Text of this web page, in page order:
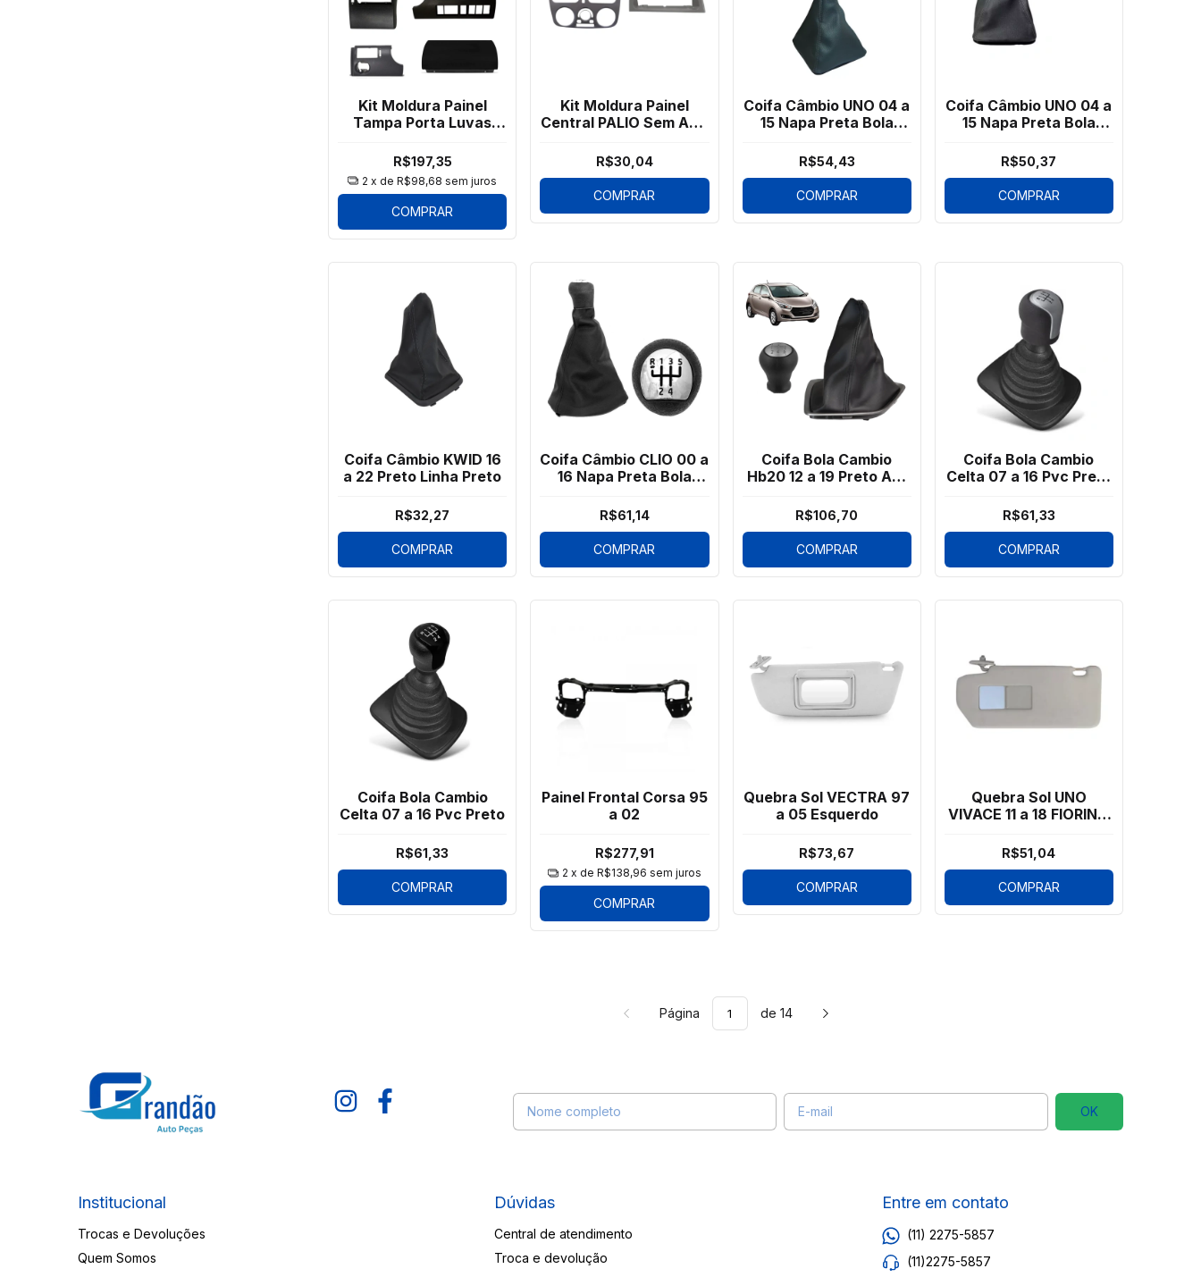
Kit Moldura Painel
Tampa Porta Luvas
R$197,35
2 x deR$98,68 sem juros
COMPRAR
Kit Moldura Painel
Central PALIO Sem Ar 2
R$30,04
COMPRAR
Coifa Câmbio UNO 04 a
15 Napa Preta Bola
R$54,43
COMPRAR
Coifa Câmbio UNO 04 a
15 Napa Preta Bola
R$50,37
COMPRAR
Coifa Câmbio KWID 16
a 22 Preto Linha Preto
R$32,27
COMPRAR
Coifa Câmbio CLIO 00 a
16 Napa Preta Bola
R$61,14
COMPRAR
Coifa Bola Cambio
Hb20 12 a 19 Preto Aro
R$106,70
COMPRAR
Coifa Bola Cambio
Celta 07 a 16 Pvc Preto
R$61,33
COMPRAR
Coifa Bola Cambio
Celta 07 a 16 Pvc Preto
R$61,33
COMPRAR
Painel Frontal Corsa 95
a 02
R$277,91
2 x de R$138,96 sem juros
COMPRAR
Quebra Sol VECTRA 97
a 05 Esquerdo
R$73,67
COMPRAR
Quebra Sol UNO
VIVACE 11 a 18 FIORINO
R$51,04
COMPRAR
Página de 14
Institucional
Trocas e Devoluções
Quem Somos
Dúvidas
Central de atendimento
Troca e devolução
Entre em contato
(11) 2275-5857
(11)2275-5857